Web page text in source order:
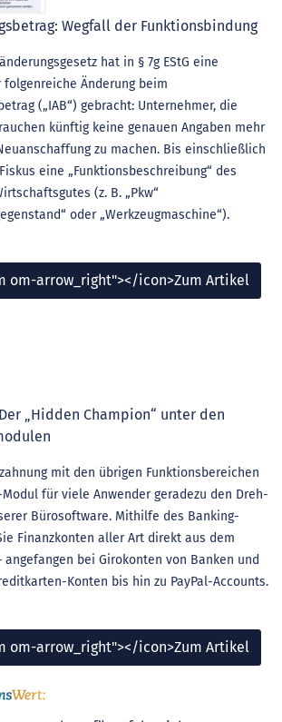
Wegfall der Funktionsbindung
hat in § 7g EStG eine
Änderung beim
(„IAB“) gebracht: Unternehmer, die
künftig keine genauen Angaben mehr
zu machen. Bis einschließlich
eine „Funktionsbeschreibung“ des
(z. B. „Pkw“
oder „Werkzeugmaschine“).
om-arrow_right"></icon>Zum Artikel
„Hidden Champion“ unter den
mit den übrigen Funktionsbereichen
für viele Anwender geradezu den Dreh-
Bürosoftware. Mithilfe des Banking-
Finanzkonten aller Art direkt aus dem
angefangen bei Girokonten von Banken und
Konten bis hin zu PayPal-Accounts.
om-arrow_right"></icon>Zum Artikel